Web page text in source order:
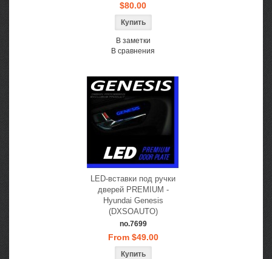
$80.00
В заметки
В сравнения
LED-вставки под ручки
дверей PREMIUM -
Hyundai Genesis
(DXSOAUTO)
no.7699
From $49.00